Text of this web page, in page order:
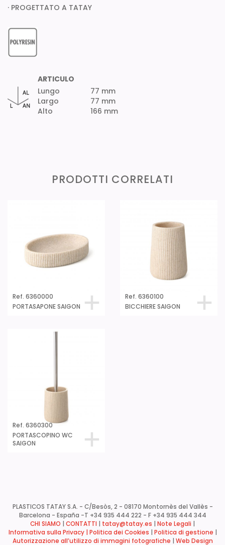
· PROGETTATO A TATAY
ARTICULO
Lungo
Largo
Alto
77 mm
77 mm
166 mm
PRODOTTI CORRELATI
Ref. 6360000
PORTASAPONE SAIGON
Ref. 6360100
BICCHIERE SAIGON
Ref. 6360300
PORTASCOPINO WC
SAIGON
PLASTICOS TATAY S.A. - C/Besòs, 2 - 08170 Montornès del Vallès -
Barcelona - España -T +34 935 444 222 - F +34 935 444 344
CHI SIAMO
CONTATTI tatay@tatay.es Note Legali
Informativa sulla Privacy | Politica dei Cookies Politica di gestione
Autorizzazione all’utilizzo di immagini fotografiche
Web Design